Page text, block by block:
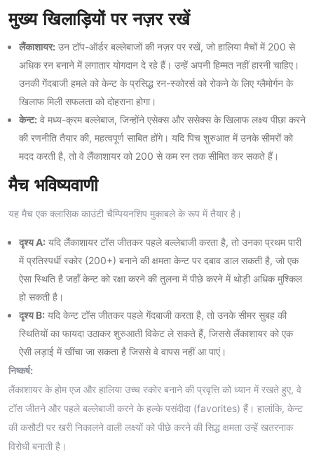
मुख्य खिलाड़ियों पर नज़र रखें
लैंकाशायर: उन टॉप-ऑर्डर बल्लेबाजों की नज़र पर रखें, जो हालिया मैचों में 200 से
अधिक रन बनाने में लगातार योगदान दे रहे हैं। उन्हें अपनी हिम्मत नहीं हारनी चाहिए।
उनकी गेंदबाजी हमले को केन्ट के प्रसिद्ध रन-स्कोरर्स को रोकने के लिए ग्लैमोर्गन के
खिलाफ मिली सफलता को दोहराना होगा।
केन्ट: वे मध्य-क्रम बल्लेबाज, जिन्होंने एसेक्स और ससेक्स के खिलाफ लक्ष्य पीछा करने
की रणनीति तैयार की, महत्वपूर्ण साबित होंगे। यदि पिच शुरुआत में उनके सीमरों को
मदद करती है, तो वे लैंकाशायर को 200 से कम रन तक सीमित कर सकते हैं।
मैच भविष्यवाणी
यह मैच एक क्लासिक काउंटी चैम्पियनशिप मुकाबले के रूप में तैयार है।
दृश्य A: यदि लैंकाशायर टॉस जीतकर पहले बल्लेबाजी करता है, तो उनका प्रथम पारी
में प्रतिस्पर्धी स्कोर (200+) बनाने की क्षमता केन्ट पर दबाव डाल सकती है, जो एक
ऐसा स्थिति है जहाँ केन्ट को रक्षा करने की तुलना में पीछे करने में थोड़ी अधिक मुश्किल
हो सकती है।
दृश्य B: यदि केन्ट टॉस जीतकर पहले गेंदबाजी करता है, तो उनके सीमर सुबह की
स्थितियों का फायदा उठाकर शुरुआती विकेट ले सकते हैं, जिससे लैंकाशायर को एक
ऐसी लड़ाई में खींचा जा सकता है जिससे वे वापस नहीं आ पाएं।
निष्कर्ष:
लैंकाशायर के होम एज और हालिया उच्च स्कोर बनाने की प्रवृत्ति को ध्यान में रखते हुए, वे
टॉस जीतने और पहले बल्लेबाजी करने के हल्के पसंदीदा (favorites) हैं। हालांकि, केन्ट
की कसौटी पर खरी निकालने वाली लक्ष्यों को पीछे करने की सिद्ध क्षमता उन्हें खतरनाक
विरोधी बनाती है।